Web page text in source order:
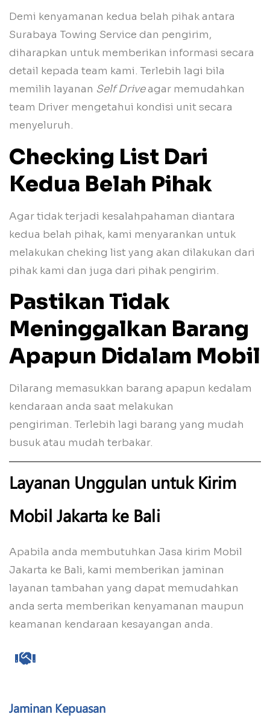
Demi kenyamanan kedua belah pihak antara
Surabaya Towing Service dan pengirim,
diharapkan untuk memberikan informasi secara
detail kepada team kami. Terlebih lagi bila
memilih layanan Self Driveagar memudahkan
team Driver mengetahui kondisi unit secara
menyeluruh.
Checking List Dari
Kedua Belah Pihak
Agar tidak terjadi kesalahpahaman diantara
kedua belah pihak, kami menyarankan untuk
melakukan cheking list yang akan dilakukan dari
pihak kami dan juga dari pihak pengirim.
Pastikan Tidak
Meninggalkan Barang
Apapun Didalam Mobil
Dilarang memasukkan barang apapun kedalam
kendaraan anda saat melakukan
pengiriman. Terlebih lagi barang yang mudah
busuk atau mudah terbakar.
Layanan Unggulan untuk Kirim
Mobil Jakarta ke Bali
Apabila anda membutuhkan Jasa kirim Mobil
Jakarta ke Bali, kami memberikan jaminan
layanan tambahan yang dapat memudahkan
anda serta memberikan kenyamanan maupun
keamanan kendaraan kesayangan anda.
Jaminan Kepuasan